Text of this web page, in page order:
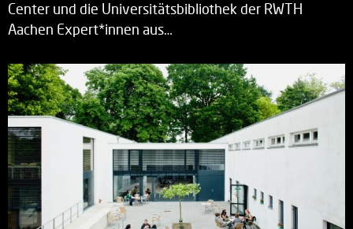
Center und die Universitätsbibliothek der RWTH
Aachen Expert*innen aus…